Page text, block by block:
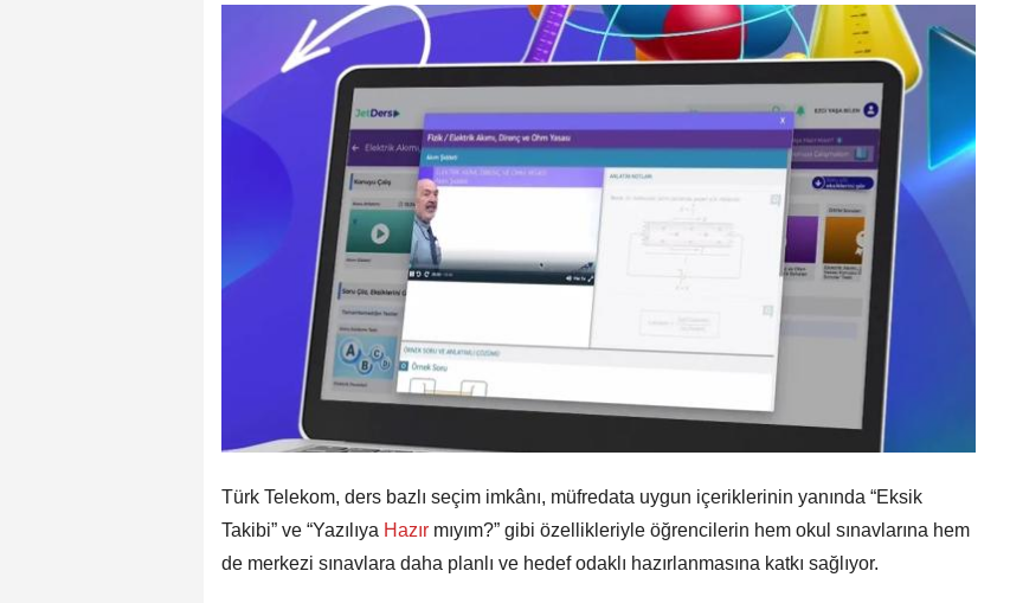
Türk Telekom, ders bazlı seçim imkânı, müfredata uygun içeriklerinin yanında “Eksik
Takibi” ve “Yazılıya Hazır mıyım?” gibi özellikleriyle öğrencilerin hem okul sınavlarına hem
de merkezi sınavlara daha planlı ve hedef odaklı hazırlanmasına katkı sağlıyor.